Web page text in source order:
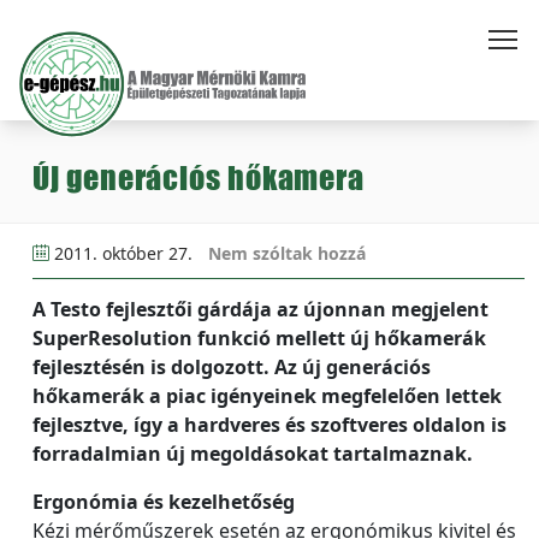
Új generációs hőkamera
2011. október 27. Nem szóltak hozzá
A Testo fejlesztői gárdája az újonnan megjelent
SuperResolution funkció mellett új hőkamerák
fejlesztésén is dolgozott. Az új generációs
hőkamerák a piac igényeinek megfelelően lettek
fejlesztve, így a hardveres és szoftveres oldalon is
forradalmian új megoldásokat tartalmaznak.
Ergonómia és kezelhetőség
Kézi mérőműszerek esetén az ergonómikus kivitel és